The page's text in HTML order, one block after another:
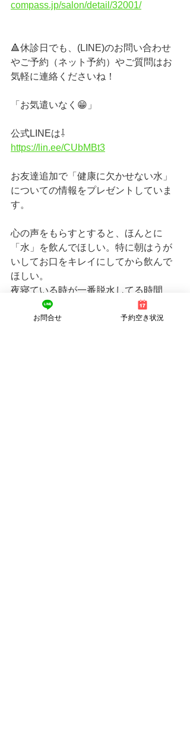
compass.jp/salon/detail/32001/
🔺休診日でも、(LINE)のお問い合わせ
やご予約（ネット予約）やご質問はお
気軽に連絡くださいね！
「お気遣いなく😁」
公式LINEは⇩
https://lin.ee/CUbMBt3
お友達追加で「健康に欠かせない水」
についての情報をプレゼントしていま
す。
心の声をもらすとすると、ほんとに
「水」を飲んでほしい。特に朝はうが
いしてお口をキレイにしてから飲んで
ほしい。
夜寝ている時が一番脱水してる時間
帯、それらを補わないと毎度毎度、朝
一から体に負担を欠けている状態。
お問合せ 予約空き状況